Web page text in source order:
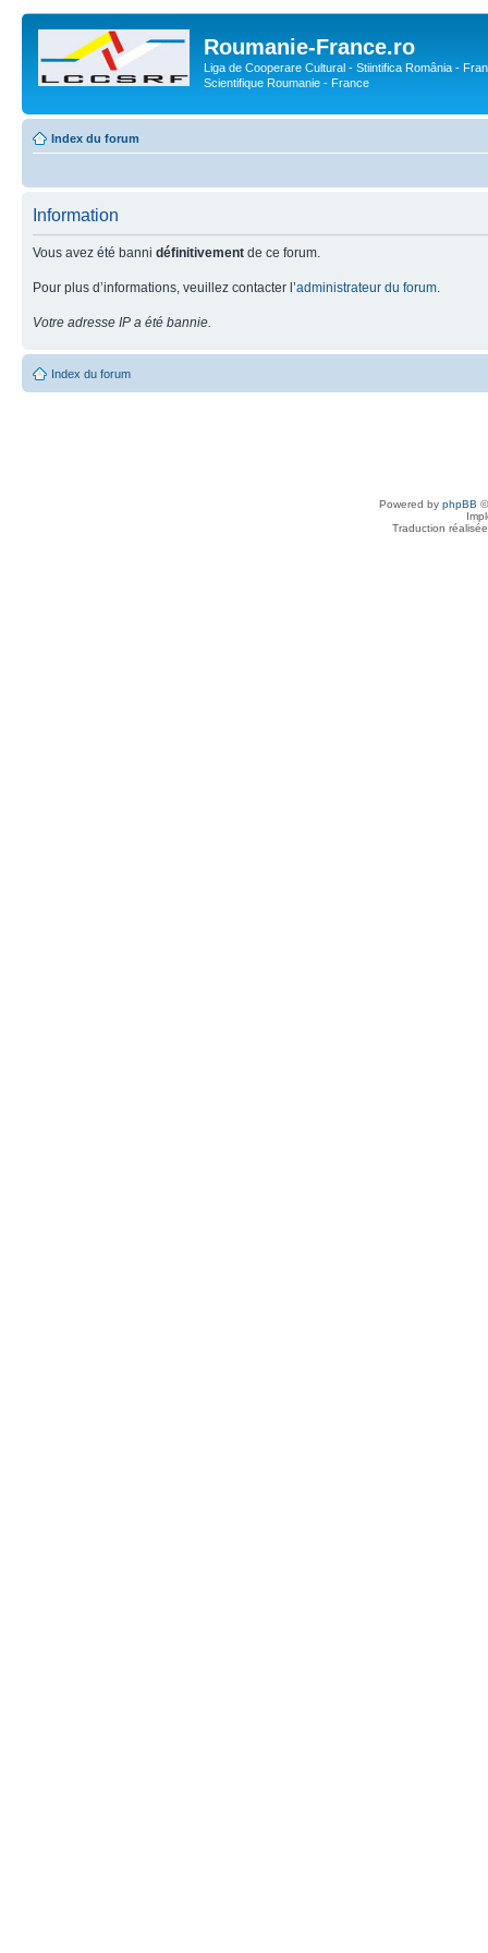
Roumanie-France.ro
Liga de Cooperare Cultural - Stiintifica România -
Scientifique Roumanie - France
Index du forum
Information
Vous avez été banni définitivement de ce forum.
Pour plus d’informations, veuillez contacter l’administrateur du forum
Votre adresse IP a été bannie.
Index du forum
Powered by phpBB
Traduction